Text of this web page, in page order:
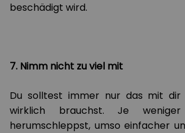
beschädigt wird.
7. Nimm nicht zu viel mit
Du solltest immer nur das mit dir
wirklich brauchst. Je
herumschleppst, umso einfacher